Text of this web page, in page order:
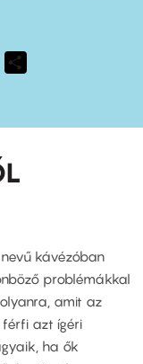
kávézóban
problémákkal
amit az
azt ígéri
ha ők